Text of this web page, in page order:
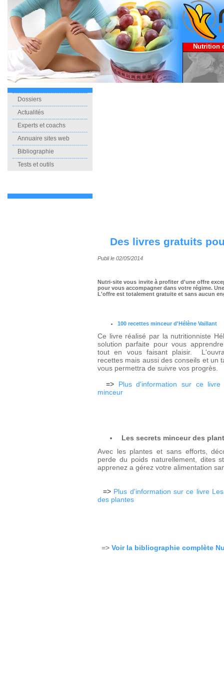
Nutrition
Dossiers
Actualités
Experts et coachs
Annuaire sites web
Bibliographie
Tests et outils
Des livres gratuits
Publi le 02/05/2014
Nutri-site vous invite à profiter d'une offre
pour vous accompagner dans votre régime.
L'offre est totalement gratuite et sans aucun
100 recettes minceur d'Hélène Vaillant
Ce livre réalisé par la nutritionniste
solution parfaite pour vous
tout en vous faisant plaisir.
recettes mais aussi des conseils et un
vous permettra de suivre vos progrès.
=> Plus d'information sur ce
minceur
Les secrets minceur des
Avec les plantes et sans efforts,
perde du poids naturellement, dites
apprenez a gérez votre alimentation
=> Plus d'information sur ce livre
des plantes
=> Voir la bibliographie complète